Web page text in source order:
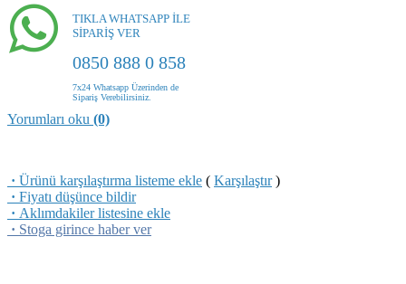
TIKLA WHATSAPP İLE
SİPARİŞ VER
0850 888 0 858
7x24 Whatsapp Üzerinden de
Sipariş Verebilirsiniz.
Yorumları oku (0)
· Ürünü karşılaştırma listeme ekle ( Karşılaştır)
· Fiyatı düşünce bildir
· Aklımdakiler listesine ekle
· Stoga girince haber ver